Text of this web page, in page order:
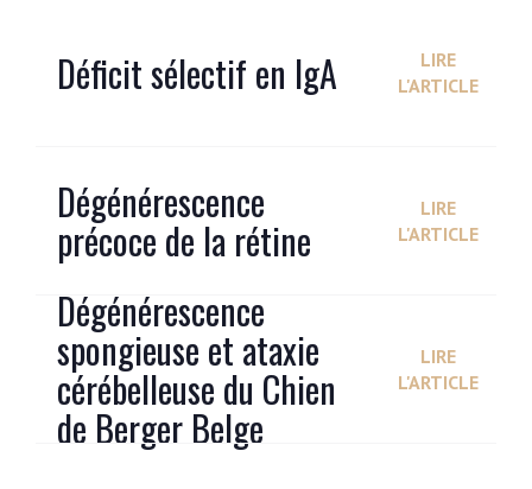
Déficit sélectif en IgA
LIRE
L'ARTICLE
Dégénérescence
précoce de la rétine
LIRE
L'ARTICLE
Dégénérescence
spongieuse et ataxie
cérébelleuse du Chien
de Berger Belge
LIRE
L'ARTICLE